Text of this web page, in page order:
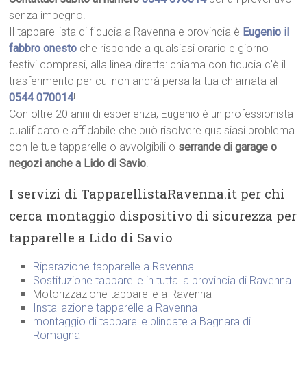
senza impegno!
Il tapparellista di fiducia a Ravenna e provincia è Eugenio il
fabbro onesto che risponde a qualsiasi orario e giorno
festivi compresi, alla linea diretta: chiama con fiducia c’è il
trasferimento per cui non andrà persa la tua chiamata al
0544 070014!
Con oltre 20 anni di esperienza, Eugenio è un professionista
qualificato e affidabile che può risolvere qualsiasi problema
con le tue tapparelle o avvolgibili o serrande di garage o
negozi anche a Lido di Savio.
I servizi di TapparellistaRavenna.it per chi
cerca montaggio dispositivo di sicurezza per
tapparelle a Lido di Savio
Riparazione tapparelle a Ravenna
Sostituzione tapparelle in tutta la provincia di Ravenna
Motorizzazione tapparelle a Ravenna
Installazione tapparelle a Ravenna
montaggio di tapparelle blindate a Bagnara di
Romagna